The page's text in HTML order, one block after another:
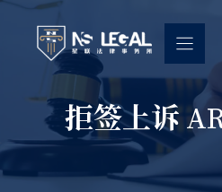
拒签上诉